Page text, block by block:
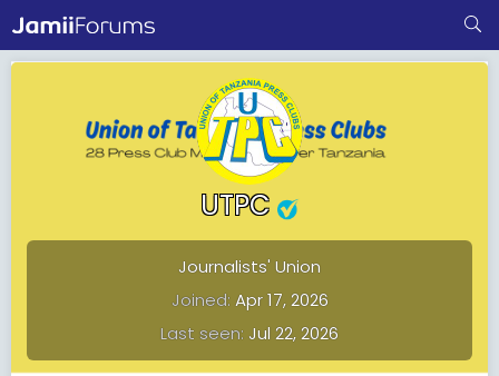
UTPC
Journalists' Union
Joined Apr 17, 2026
Last seen Jul 22, 2026